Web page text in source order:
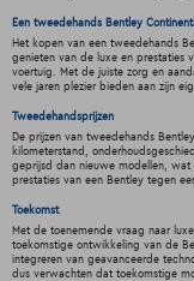
Een tweedehands Bentley
Het kopen van een tweedehands
genieten van de luxe en prestaties
voertuig. Met de juiste zorg en
vele jaren plezier bieden aan zijn
Tweedehandsprijzen
De prijzen van tweedehands
kilometerstand,
geprijsd dan nieuwe modellen, wat
prestaties van een Bentley tegen
Toekomst
Met de toenemende vraag naar
toekomstige ontwikkeling van de
integreren van geavanceerde
dus verwachten dat toekomstige